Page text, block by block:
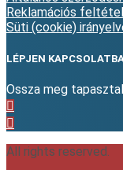
Reklamációs
Süti (cookie)
LÉPJEN
Ossza meg
All rights reserved.